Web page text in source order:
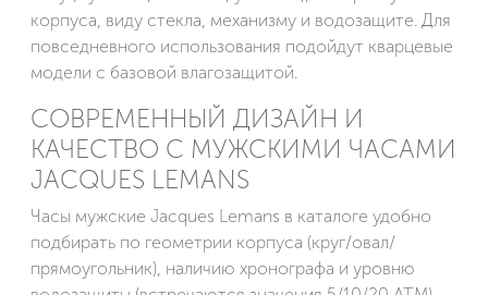
корпуса, виду стекла, механизму и водозащите. Для
повседневного использования подойдут кварцевые
модели с базовой влагозащитой.
СОВРЕМЕННЫЙ ДИЗАЙН И
КАЧЕСТВО С МУЖСКИМИ ЧАСАМИ
JACQUES LEMANS
Часы мужские Jacques Lemans в каталоге удобно
подбирать по геометрии корпуса (круг/овал/
прямоугольник), наличию хронографа и уровню